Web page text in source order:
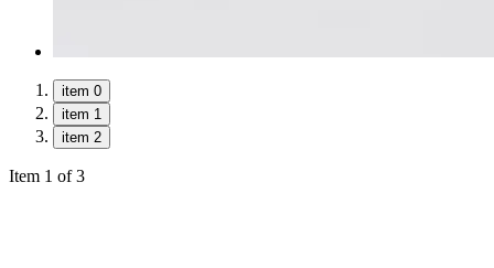
item 0
item 1
item 2
Item 1 of 3